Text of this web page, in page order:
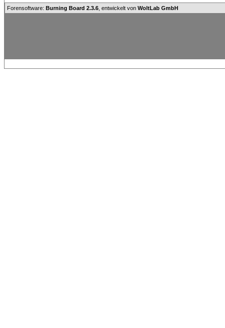
Forensoftware: Burning Board 2.3.6 , entwickelt von WoltLab GmbH